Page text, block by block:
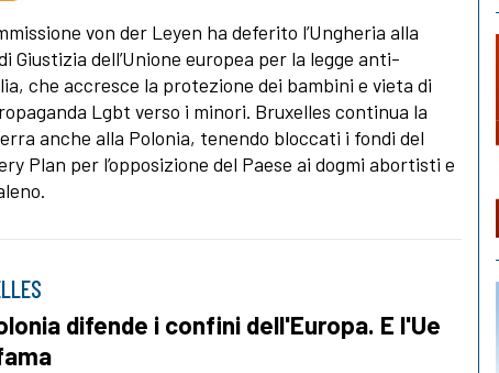
von der Leyen ha deferito l’Ungheria alla
Giustizia dell’Unione europea per la legge anti-
che accresce la protezione dei bambini e vieta di
Lgbt verso i minori. Bruxelles continua la
anche alla Polonia, tenendo bloccati i fondi del
Plan per l’opposizione del Paese ai dogmi abortisti e
difende i confini dell'Europa. E l'Ue